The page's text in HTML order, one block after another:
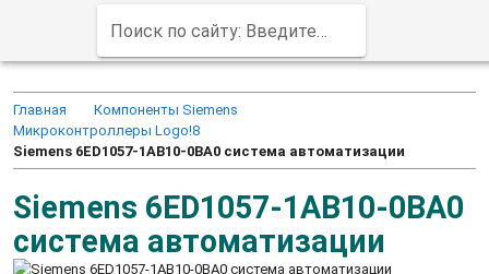
Поиск по сайту: Введите заказной код продукта (например, 6ED1052-1MD00-0BA8)
Главная
Компоненты Siemens
Микроконтроллеры Logo!8
Siemens 6ED1057-1AB10-0BA0 система автоматизации
Siemens 6ED1057-1AB10-0BA0
система автоматизации